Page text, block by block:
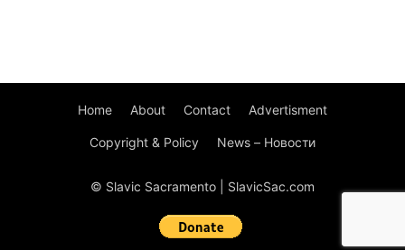
Home About Contact Advertisment
Copyright & Policy News – Новости
© Slavic Sacramento | SlavicSac.com